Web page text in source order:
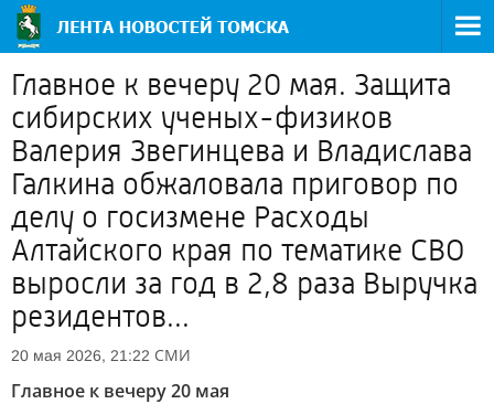
Главное к вечеру 20 мая. Защита
сибирских ученых-физиков
Валерия Звегинцева и Владислава
Галкина обжаловала приговор по
делу о госизмене Расходы
Алтайского края по тематике СВО
выросли за год в 2,8 раза Выручка
резидентов...
20 мая 2026, 21:22 СМИ
Главное к вечеру 20 мая